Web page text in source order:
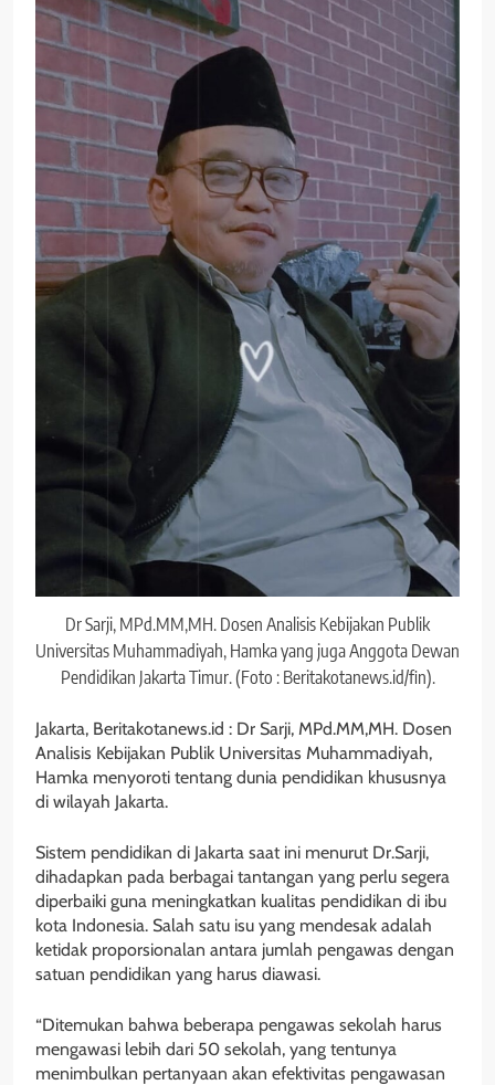
Dr Sarji, MPd.MM,MH. Dosen Analisis Kebijakan Publik
Universitas Muhammadiyah, Hamka yang juga Anggota Dewan
Pendidikan Jakarta Timur. (Foto : Beritakotanews.id/fin).
Jakarta, Beritakotanews.id : Dr Sarji, MPd.MM,MH. Dosen
Analisis Kebijakan Publik Universitas Muhammadiyah,
Hamka menyoroti tentang dunia pendidikan khususnya
di wilayah Jakarta.
Sistem pendidikan di Jakarta saat ini menurut Dr.Sarji,
dihadapkan pada berbagai tantangan yang perlu segera
diperbaiki guna meningkatkan kualitas pendidikan di ibu
kota Indonesia. Salah satu isu yang mendesak adalah
ketidak proporsionalan antara jumlah pengawas dengan
satuan pendidikan yang harus diawasi.
“Ditemukan bahwa beberapa pengawas sekolah harus
mengawasi lebih dari 50 sekolah, yang tentunya
menimbulkan pertanyaan akan efektivitas pengawasan